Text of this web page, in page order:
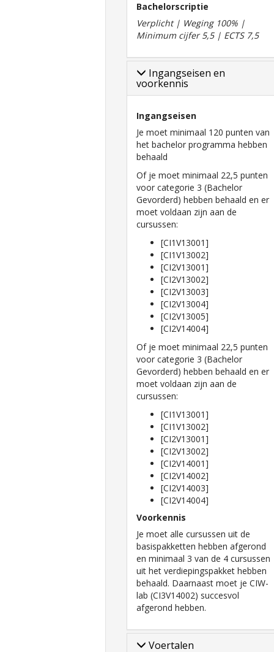
Bachelorscriptie
Verplicht | Weging 100% |
Minimum cijfer 5,5 | ECTS 7,5
Ingangseisen en
voorkennis
Ingangseisen
Je moet minimaal 120 punten van
het bachelor programma hebben
behaald
Of je moet minimaal 22,5 punten
voor categorie 3 (Bachelor
Gevorderd) hebben behaald en er
moet voldaan zijn aan de
cursussen:
[CI1V13001]
[CI1V13002]
[CI2V13001]
[CI2V13002]
[CI2V13003]
[CI2V13004]
[CI2V13005]
[CI2V14004]
Of je moet minimaal 22,5 punten
voor categorie 3 (Bachelor
Gevorderd) hebben behaald en er
moet voldaan zijn aan de
cursussen:
[CI1V13001]
[CI1V13002]
[CI2V13001]
[CI2V13002]
[CI2V14001]
[CI2V14002]
[CI2V14003]
[CI2V14004]
Voorkennis
Je moet alle cursussen uit de
basispakketten hebben afgerond
en minimaal 3 van de 4 cursussen
uit het verdiepingspakket hebben
behaald. Daarnaast moet je CIW-
lab (CI3V14002) succesvol
afgerond hebben.
Voertalen